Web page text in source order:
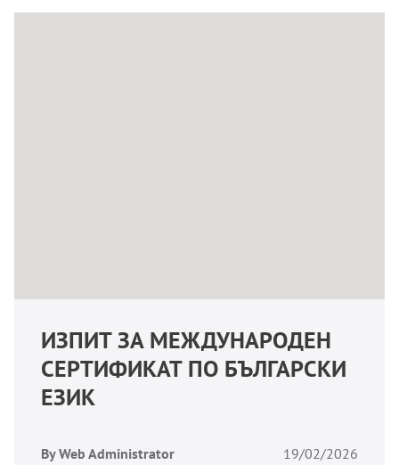
ИЗПИТ ЗА МЕЖДУНАРОДЕН
СЕРТИФИКАТ ПО БЪЛГАРСКИ
ЕЗИК
19/02/2026
By Web Administrator